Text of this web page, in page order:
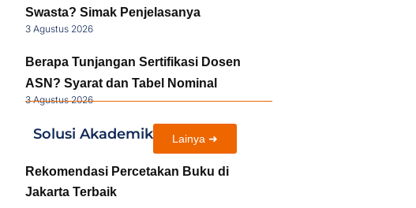
Swasta? Simak Penjelasanya
3 Agustus 2026
Berapa Tunjangan Sertifikasi Dosen
ASN? Syarat dan Tabel Nominal
3 Agustus 2026
Solusi Akademik Lainya ➜
Rekomendasi Percetakan Buku di
Jakarta Terbaik